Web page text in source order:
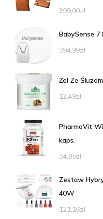
399,00zł
BabySense 7
394,99zł
Żel Ze
12,49zł
PharmoVit
kaps.
34,95zł
Zestaw
40W
121,16zł